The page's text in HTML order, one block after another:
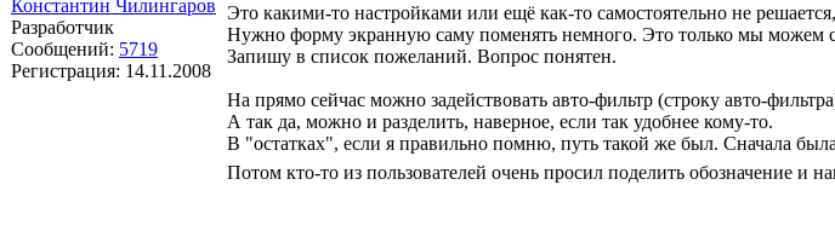
Константин Чилингаров
Разработчик
Сообщений: 5719
Регистрация: 14.11.2008
Это какими-то настройками или ещё как-то самостоятельно не
Нужно форму экранную саму поменять немного. Это только мы можем
Запишу в список пожеланий. Вопрос понятен.
На прямо сейчас можно задействовать авто-фильтр (строку авто-
А так да, можно и разделить, наверное, если так удобнее кому-то.
В "остатках", если я правильно помню, путь такой же был. Сначала
Потом кто-то из пользователей очень просил поделить обозначение и